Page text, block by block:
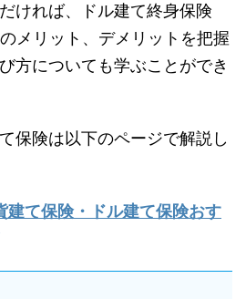
ければ、ドル建て終身保険
メリット、デメリットを把握
方についても学ぶことができ
保険は以下のページで解説し
建て保険・ドル建て保険おす